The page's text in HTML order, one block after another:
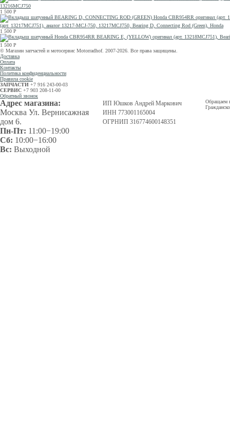
13216MCJ750
1 500 Р
(арт. 13217MCJ751), аналог 13217-MCJ-750, 13217MCJ750, Bearing D, Connecting Rod (Green), Honda
1 500 Р
1 500 Р
© Магазин запчастей и мотосервис Motorradhof. 2007-2026. Все права защищены.
Доставка
Оплата
Контакты
Политика конфиденциальности
Правила cookie
ЗАПЧАСТИ +7 916 243-00-03
СЕРВИС +7 903 208-11-00
Обратный звонок
Адрес магазина:
Москва Ул. Вернисажная
дом 6.
Пн-Пт: 11:00−19:00
Сб: 10:00−16:00
Вс: Выходной
ИП Юшков Андрей Маркович
ИНН 773001165004
ОГРНИП 316774600148351
Обращаем